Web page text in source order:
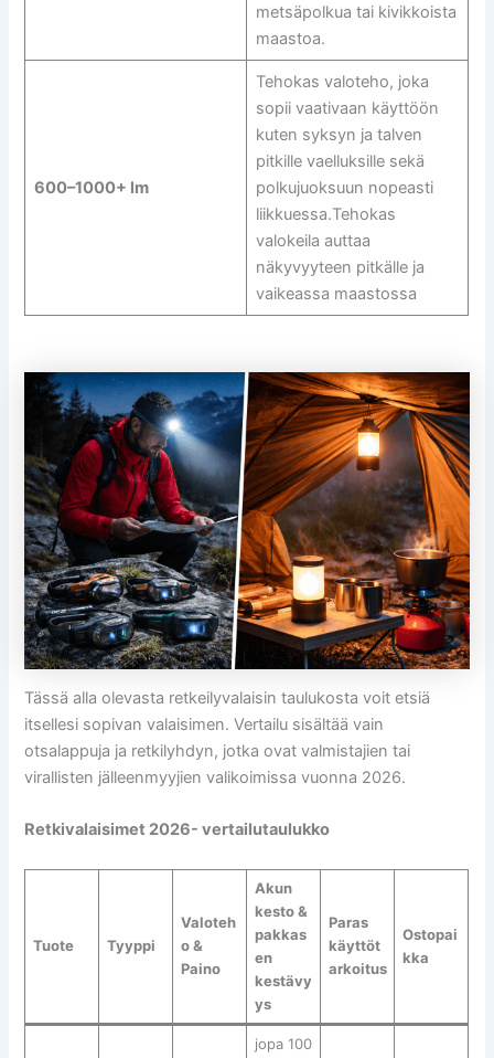
metsäpolkua tai kivikkoista
maastoa.
600–1000+ lm
Tehokas valoteho, joka
sopii vaativaan käyttöön
kuten syksyn ja talven
pitkille vaelluksille sekä
polkujuoksuun nopeasti
liikkuessa.Tehokas
valokeila auttaa
näkyvyyteen pitkälle ja
vaikeassa maastossa
Tässä alla olevasta retkeilyvalaisin taulukosta voit etsiä
itsellesi sopivan valaisimen. Vertailu sisältää vain
otsalappuja ja retkilyhdyn, jotka ovat valmistajien tai
virallisten jälleenmyyjien valikoimissa vuonna 2026.
Retkivalaisimet 2026- vertailutaulukko
Tuote Tyyppi
Valoteh
o &
Paino
Akun
kesto &
pakkas
en
kestävy
ys
Paras
käyttöt
arkoitus
Ostopai
kka
jopa 100